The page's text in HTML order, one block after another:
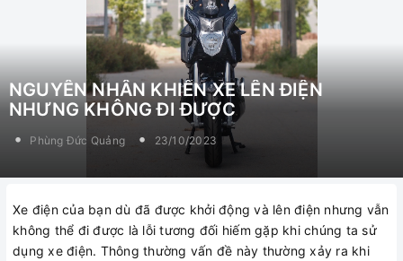
NGUYÊN NHÂN KHIẾN XE LÊN ĐIỆN
NHƯNG KHÔNG ĐI ĐƯỢC
Phùng Đức Quảng 23/10/2023
Xe điện của bạn dù đã được khởi động và lên điện nhưng vẫn
không thể đi được là lỗi tương đối hiếm gặp khi chúng ta sử
dụng xe điện. Thông thường vấn đề này thường xảy ra khi